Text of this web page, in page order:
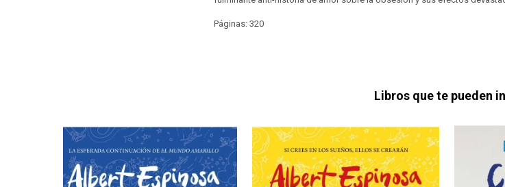
Páginas: 320
Libros que te pueden